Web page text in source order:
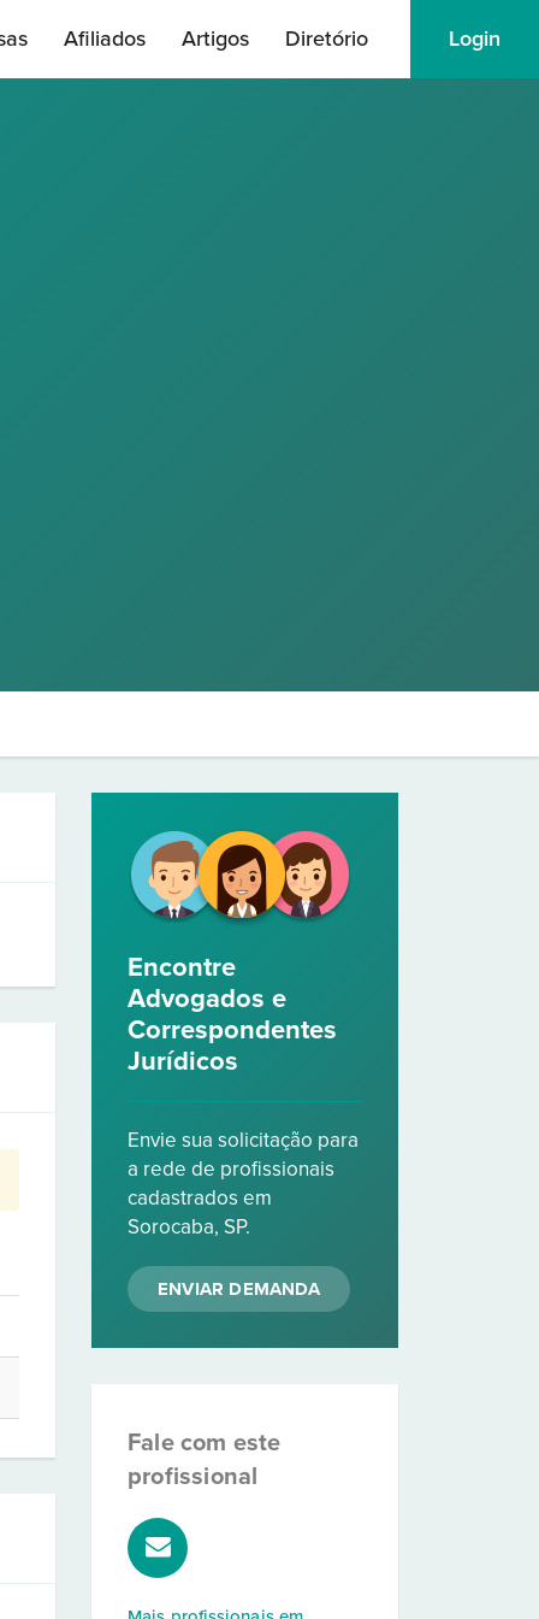
Afiliados Artigos Diretório Login
Encontre
Advogados e
Correspondentes
Jurídicos
Envie sua solicitação para
a rede de profissionais
cadastrados em
Sorocaba, SP.
ENVIAR DEMANDA
Fale com este
profissional